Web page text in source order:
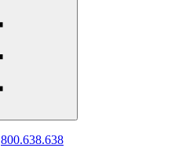
800.638.638